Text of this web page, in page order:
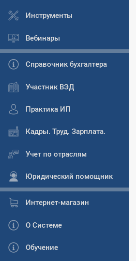
Инструменты
Вебинары
Справочник бухгалтера
Участник ВЭД
Практика ИП
Кадры. Труд. Зарплата.
Учет по отраслям
Юридический помощник
Интернет-магазин
О Системе
Обучение